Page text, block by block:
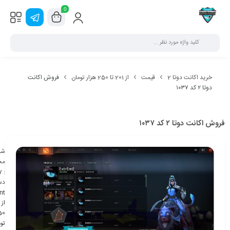
0
خرید اکانت دوتا 2 قیمت از 201 تا 250 هزار تومان
فروش اکانت
دوتا ۲ کد ۱۰۳۷
فروش اکانت دوتا ۲ کد ۱۰۳۷
: